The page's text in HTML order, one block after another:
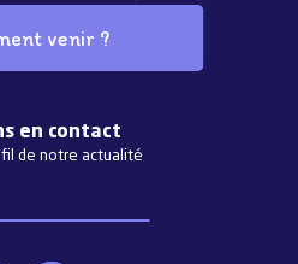
venir ?
en contact
de notre actualité